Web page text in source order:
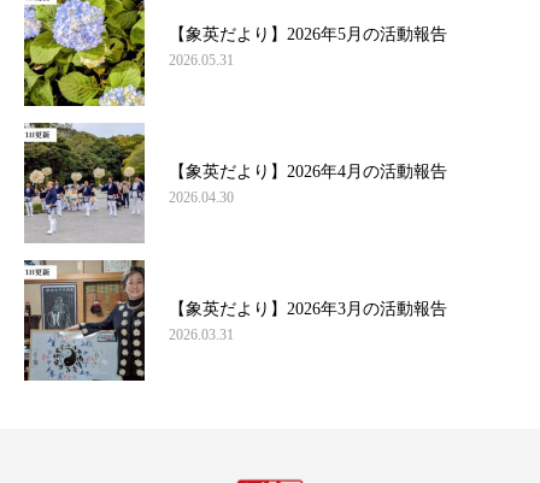
【象英だより】2026年5月の活動報告
2026.05.31
【象英だより】2026年4月の活動報告
2026.04.30
【象英だより】2026年3月の活動報告
2026.03.31